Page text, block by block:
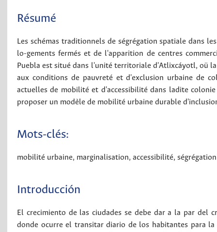
Résumé
Les schémas traditionnels de ségrégation spatiale dans
lo-gements fermés et de l'apparition de centres
Puebla est situé dans l'unité territoriale d'Atlixcáyotl, oü
aux conditions de pauvreté et d'exclusion urbaine de
actuelles de mobilité et d'accessibilité dans ladite
proposer un modèle de mobilité urbaine durable
Mots-clés:
mobilité urbaine, marginalisation, accessibilité, ségrégation
Introducción
El crecimiento de las ciudades se debe dar a la par del
donde ocurre el transitar diario de los habitantes para